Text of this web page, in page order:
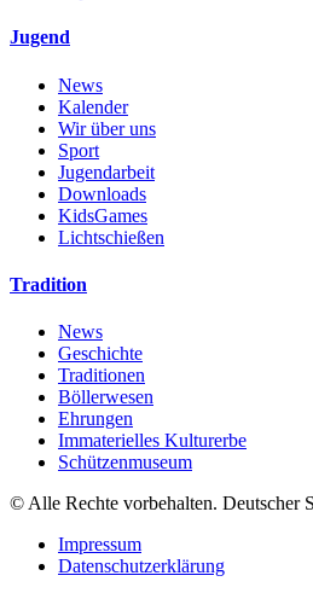
Jugend
News
Kalender
Wir über uns
Sport
Jugendarbeit
Downloads
KidsGames
Lichtschießen
Tradition
News
Geschichte
Traditionen
Böllerwesen
Ehrungen
Immaterielles Kulturerbe
Schützenmuseum
© Alle Rechte vorbehalten. Deutscher
Impressum
Datenschutzerklärung